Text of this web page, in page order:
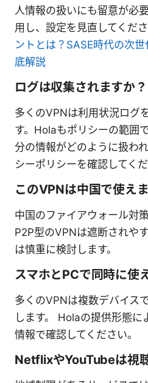
人情報の扱いにも留意が必
用し、設定を見直してくだ
ントとは？SASE時代の次
底解説
ログは収集されますか？
多くのVPNは利用状況ログ
す。Holaもポリシーの範囲
分の情報がどのように扱わ
シーポリシーを確認してくだ
このVPNは中国で使え
中国のファイアウォール対
P2P型のVPNは遮断されや
は慎重に検討します。
スマホとPCで同時に使
多くのVPNは複数デバイス
します。 Holaの提供形態に
情報で確認してください。
NetflixやYouTubeは視